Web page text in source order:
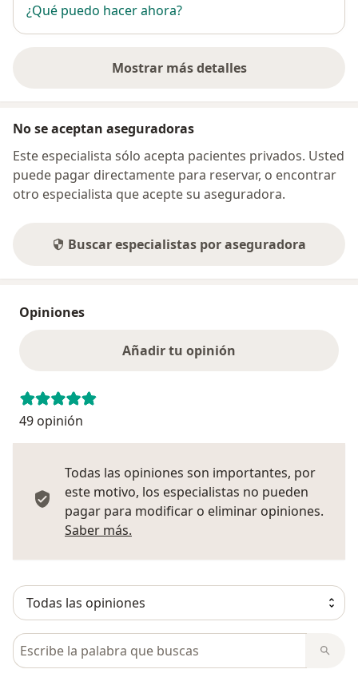
¿Qué puedo hacer ahora?
Mostrar más detalles
sobre la dirección
No se aceptan aseguradoras
Este especialista sólo acepta pacientes privados. Usted
puede pagar directamente para reservar, o encontrar
otro especialista que acepte su aseguradora.
Buscar especialistas por aseguradora
Opiniones
Añadir tu opinión
49 opinión
Todas las opiniones son importantes, por
este motivo, los especialistas no pueden
pagar para modificar o eliminar opiniones.
Saber más.
Busca en opiniones